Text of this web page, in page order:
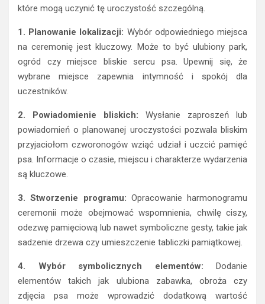
które mogą uczynić tę uroczystość szczególną.
1. Planowanie lokalizacji: Wybór odpowiedniego miejsca
na ceremonię jest kluczowy. Może to być ulubiony park,
ogród czy miejsce bliskie sercu psa. Upewnij się, że
wybrane miejsce zapewnia intymność i spokój dla
uczestników.
2. Powiadomienie bliskich: Wysłanie zaproszeń lub
powiadomień o planowanej uroczystości pozwala bliskim
przyjaciołom czworonogów wziąć udział i uczcić pamięć
psa. Informacje o czasie, miejscu i charakterze wydarzenia
są kluczowe.
3. Stworzenie programu: Opracowanie harmonogramu
ceremonii może obejmować wspomnienia, chwilę ciszy,
odezwę pamięciową lub nawet symboliczne gesty, takie jak
sadzenie drzewa czy umieszczenie tabliczki pamiątkowej.
4. Wybór symbolicznych elementów: Dodanie
elementów takich jak ulubiona zabawka, obroża czy
zdjęcia psa może wprowadzić dodatkową wartość